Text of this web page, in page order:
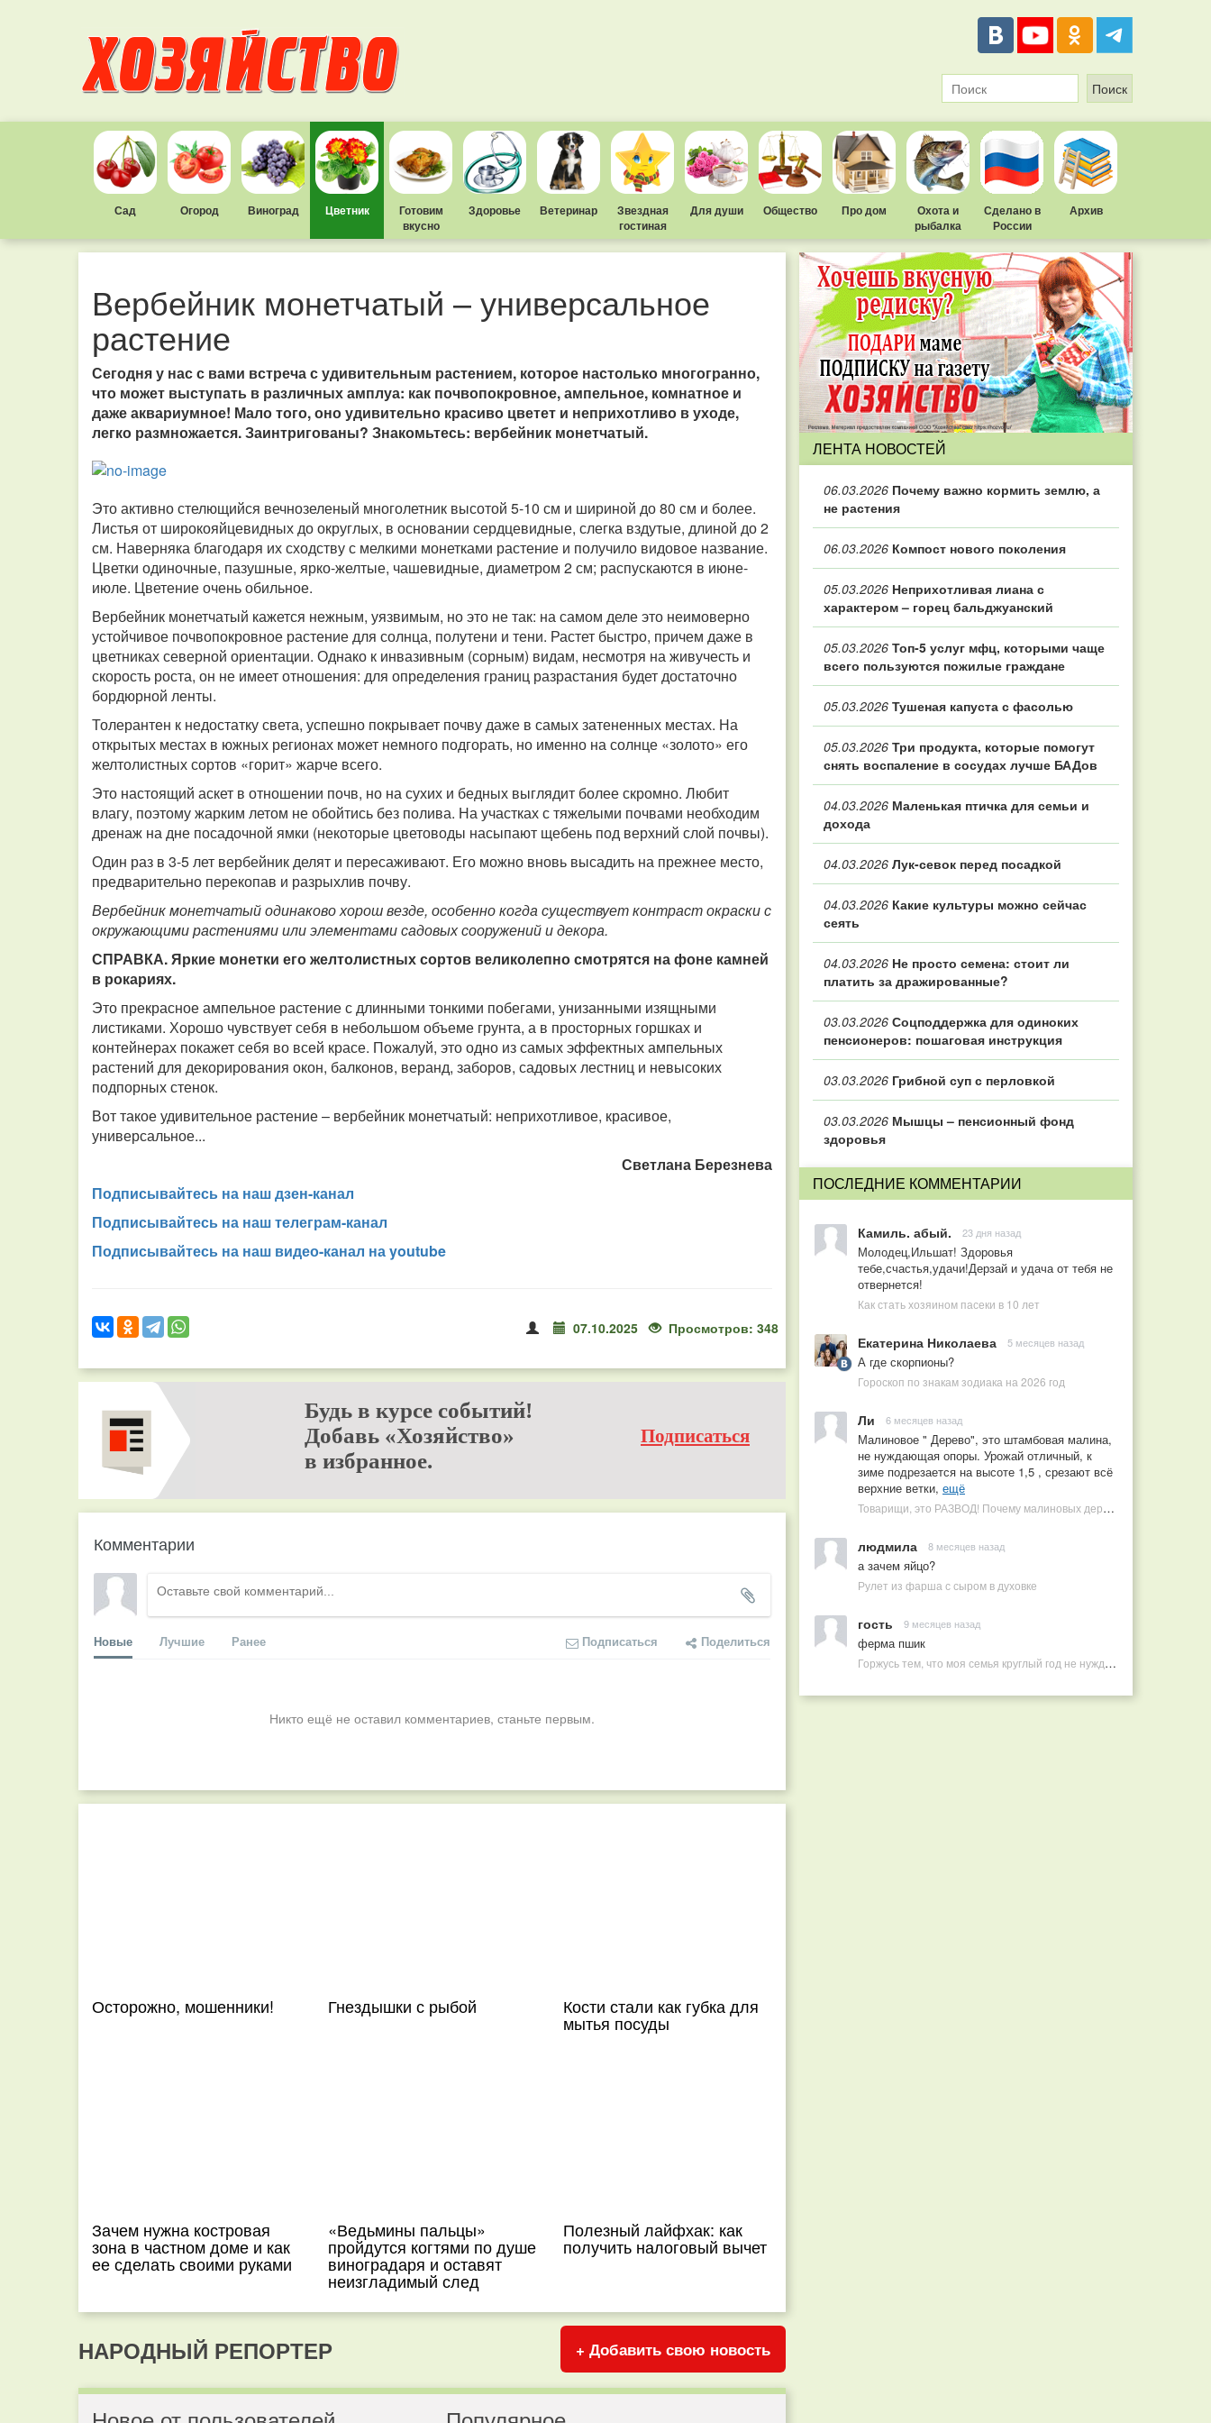
Сад Огород Виноград Цветник
Готовим
вкусно
Здоровье Ветеринар
Звездная
гостиная
Для души Общество Про дом
Охота и
рыбалка
Сделано в
России
Архив
Вербейник монетчатый – универсальное
растение
Сегодня у нас с вами встреча с удивительным растением, которое настолько многогранно,
что может выступать в различных амплуа: как почвопокровное, ампельное, комнатное и
даже аквариумное! Мало того, оно удивительно красиво цветет и неприхотливо в уходе,
легко размножается. Заинтригованы? Знакомьтесь: вербейник монетчатый.
Это активно стелющийся вечнозеленый многолетник высотой 5-10 см и шириной до 80 см и более.
Листья от широкояйцевидных до округлых, в основании сердцевидные, слегка вздутые, длиной до 2
см. Наверняка благодаря их сходству с мелкими монетками растение и получило видовое название.
Цветки одиночные, пазушные, ярко-желтые, чашевидные, диаметром 2 см; распускаются в июне-
июле. Цветение очень обильное.
Вербейник монетчатый кажется нежным, уязвимым, но это не так: на самом деле это неимоверно
устойчивое почвопокровное растение для солнца, полутени и тени. Растет быстро, причем даже в
цветниках северной ориентации. Однако к инвазивным (сорным) видам, несмотря на живучесть и
скорость роста, он не имеет отношения: для определения границ разрастания будет достаточно
бордюрной ленты.
Толерантен к недостатку света, успешно покрывает почву даже в самых затененных местах. На
открытых местах в южных регионах может немного подгорать, но именно на солнце «золото» его
желтолистных сортов «горит» жарче всего.
Это настоящий аскет в отношении почв, но на сухих и бедных выглядит более скромно. Любит
влагу, поэтому жарким летом не обойтись без полива. На участках с тяжелыми почвами необходим
дренаж на дне посадочной ямки (некоторые цветоводы насыпают щебень под верхний слой почвы).
Один раз в 3-5 лет вербейник делят и пересаживают. Его можно вновь высадить на прежнее место,
предварительно перекопав и разрыхлив почву.
Вербейник монетчатый одинаково хорош везде, особенно когда существует контраст окраски с
окружающими растениями или элементами садовых сооружений и декора.
СПРАВКА. Яркие монетки его желтолистных сортов великолепно смотрятся на фоне камней
в рокариях.
Это прекрасное ампельное растение с длинными тонкими побегами, унизанными изящными
листиками. Хорошо чувствует себя в небольшом объеме грунта, а в просторных горшках и
контейнерах покажет себя во всей красе. Пожалуй, это одно из самых эффектных ампельных
растений для декорирования окон, балконов, веранд, заборов, садовых лестниц и невысоких
подпорных стенок.
Вот такое удивительное растение – вербейник монетчатый: неприхотливое, красивое,
универсальное...
Светлана Березнева
Подписывайтесь на наш дзен-канал
Подписывайтесь на наш телеграм-канал
Подписывайтесь на наш видео-канал на youtube
07.10.2025 Просмотров: 348
Будь в курсе событий!
Добавь «Хозяйство»
в избранное.
Подписаться
Комментарии
Новые Лучшие Ранее Подписаться Поделиться
Никто ещё не оставил комментариев, станьте первым.
Осторожно, мошенники! Гнездышки с рыбой Кости стали как губка для
мытья посуды
Зачем нужна костровая
зона в частном доме и как
ее сделать своими руками
«Ведьмины пальцы»
пройдутся когтями по душе
виноградаря и оставят
неизгладимый след
Полезный лайфхак: как
получить налоговый вычет
НАРОДНЫЙ РЕПОРТЕР + Добавить свою новость
ЛЕНТА НОВОСТЕЙ
06.03.2026 Почему важно кормить землю, а
не растения
06.03.2026 Компост нового поколения
05.03.2026 Неприхотливая лиана с
характером – горец бальджуанский
05.03.2026 Топ‑5 услуг мфц, которыми чаще
всего пользуются пожилые граждане
05.03.2026 Тушеная капуста с фасолью
05.03.2026 Три продукта, которые помогут
снять воспаление в сосудах лучше БАДов
04.03.2026 Маленькая птичка для семьи и
дохода
04.03.2026 Лук-севок перед посадкой
04.03.2026 Какие культуры можно сейчас
сеять
04.03.2026 Не просто семена: стоит ли
платить за дражированные?
03.03.2026 Соцподдержка для одиноких
пенсионеров: пошаговая инструкция
03.03.2026 Грибной суп с перловкой
03.03.2026 Мышцы – пенсионный фонд
здоровья
ПОСЛЕДНИЕ КОММЕНТАРИИ
Камиль. абый. 23 дня назад
Молодец,Ильшат! Здоровья
тебе,счастья,удачи!Дерзай и удача от тебя не
отвернется!
Как стать хозяином пасеки в 10 лет
Екатерина Николаева 5 месяцев назад
А где скорпионы?
Гороскоп по знакам зодиака на 2026 год
Ли 6 месяцев назад
Малиновое " Дерево", это штамбовая малина,
не нуждающая опоры. Урожай отличный, к
зиме подрезается на высоте 1,5 , срезают всё
верхние ветки, ещё
Товарищи, это РАЗВОД! Почему малиновых деревьев не бывает, или Как ушлые продавцы наживаются на мечтах садоводов
людмила 8 месяцев назад
а зачем яйцо?
Рулет из фарша с сыром в духовке
гость 9 месяцев назад
ферма пшик
Горжусь тем, что моя семья круглый год не нуждается в покупных витаминах